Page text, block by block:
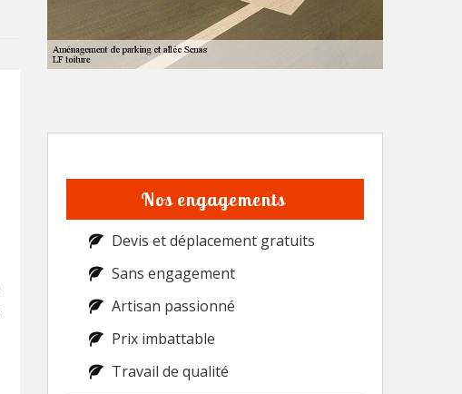
Nos engagements
Devis et déplacement gratuits
Sans engagement
Artisan passionné
Prix imbattable
Travail de qualité